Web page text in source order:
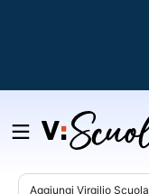
Salta
contenuto
Aggiungi Virgilio Scuola